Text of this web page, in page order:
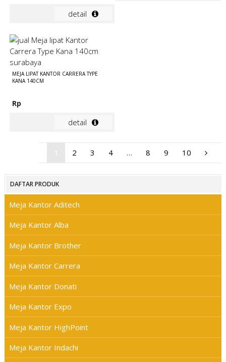
detail
MEJA LIPAT KANTOR CARRERA TYPE
KANA 140CM
Rp
detail
2 3 4 … 8 9 10
DAFTAR PRODUK
Meja Kantor Aditech
Meja Kantor Alba
Meja Kantor Brother
Meja Kantor Carrera
Meja Kantor Donati
Meja Kantor Expo
Meja Kantor HighPoint
Meja Kantor Indachi